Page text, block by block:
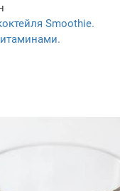
Smoothie.